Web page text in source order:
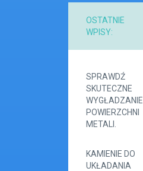
OSTATNIE
WPISY:
SPRAWDŹ
SKUTECZNE
WYGŁADZANIE
POWIERZCHNI
METALI.
KAMIENIE DO
UKŁADANIA